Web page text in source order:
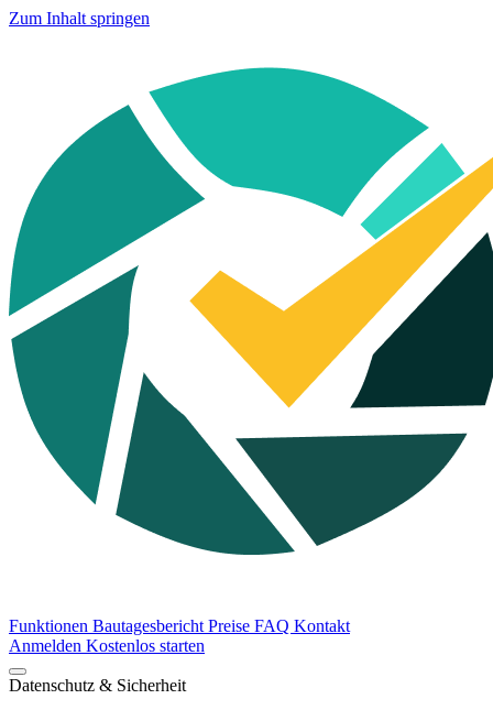
Zum Inhalt springen
Funktionen Bautagesbericht Preise FAQ Kontakt
Anmelden Kostenlos starten
Datenschutz & Sicherheit